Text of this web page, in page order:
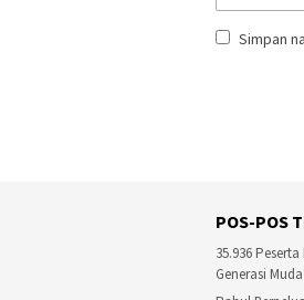
Simpan
POS-POS
35.936
Generasi